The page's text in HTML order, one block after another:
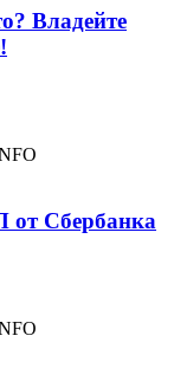
Владейте
от Сбербанка